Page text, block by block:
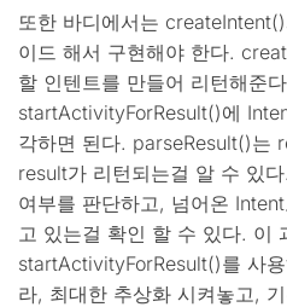
또한 바디에서는
이드 해서 구현해야 한다.
할 인텐트를 만들어 리턴해준
startActivityForResult()에
각하면 된다. parseResult()는
result가 리턴되는걸 알 수 있
여부를 판단하고, 넘어온
고 있는걸 확인 할 수 있다. 이
startActivityForResult()를 사
라, 최대한 추상화 시켜놓고,